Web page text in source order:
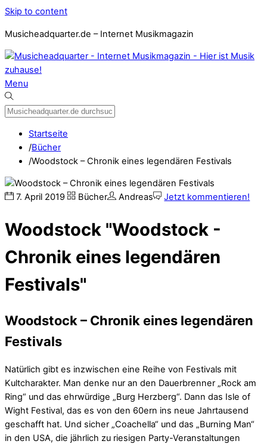
Skip to content
Musicheadquarter.de – Internet Musikmagazin
Menu
Startseite
/Bücher
/Woodstock – Chronik eines legendären Festivals
7. April 2019 Bücher Andreas Jetzt kommentieren!
Woodstock "Woodstock -
Chronik eines legendären
Festivals"
Woodstock – Chronik eines legendären
Festivals
Natürlich gibt es inzwischen eine Reihe von Festivals mit
Kultcharakter. Man denke nur an den Dauerbrenner „Rock am
Ring“ und das ehrwürdige „Burg Herzberg“. Dann das Isle of
Wight Festival, das es von den 60ern ins neue Jahrtausend
geschafft hat. Und sicher „Coachella“ und das „Burning Man“
in den USA, die jährlich zu riesigen Party-Veranstaltungen